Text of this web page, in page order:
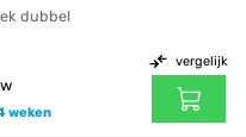
dubbel
weken
vergelijk